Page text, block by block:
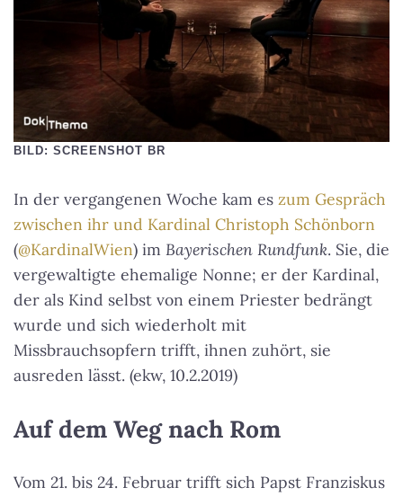
BILD: SCREENSHOT BR
In der vergangenen Woche kam es zum Gespräch
zwischen ihr und Kardinal Christoph Schönborn
(@KardinalWien) im Bayerischen Rundfunk. Sie, die
vergewaltigte ehemalige Nonne; er der Kardinal,
der als Kind selbst von einem Priester bedrängt
wurde und sich wiederholt mit
Missbrauchsopfern trifft, ihnen zuhört, sie
ausreden lässt. (ekw, 10.2.2019)
Auf dem Weg nach Rom
Vom 21. bis 24. Februar trifft sich Papst Franziskus